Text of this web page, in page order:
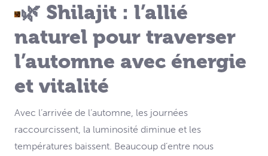
🌿 Shilajit : l’allié
naturel pour traverser
l’automne avec énergie
et vitalité
Avec l’arrivée de l’automne, les journées
raccourcissent, la luminosité diminue et les
températures baissent. Beaucoup d’entre nous